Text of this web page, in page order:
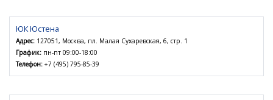
ЮК Юстена
Адрес: 127051, Москва, пл. Малая Сухаревская, 6, стр. 1
График: пн-пт 09:00-18:00
Телефон: +7 (495) 795-85-39